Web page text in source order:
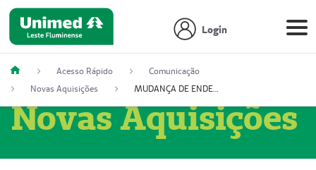
Login
Acesso Rápido
Comunicação
Novas Aquisições
MUDANÇA DE ENDEREÇO - DIAGITAB SERVIÇOS MÉDICOS LTDA (54003267-5)
Novas Aquisições